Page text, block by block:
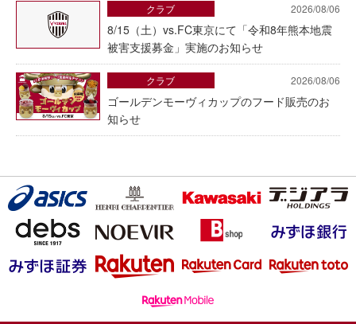
2026/08/06
8/15（土）vs.FC東京にて「令和8年熊本地震
被害支援募金」実施のお知らせ
クラブ
2026/08/06
ゴールデンモーヴィカップのフード販売のお
知らせ
クラブ